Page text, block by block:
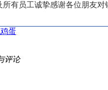
所有员工诚挚感谢各位朋友
鸡蛋
评论